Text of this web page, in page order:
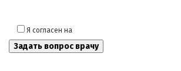
Я согласен на